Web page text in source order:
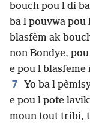
bouch pou l di
ba l pouvwa pou
blasfèm ak
non Bondye,
e pou l blasfeme
7
Yo ba l
e pou l pote
moun tout tribi,